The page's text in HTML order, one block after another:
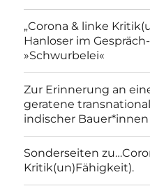
„Corona & linke
Hanloser im
»Schwurbelei«
Zur Erinnerung an
geratene
indischer
Sonderseiten
Kritik(un)Fähigkeit).